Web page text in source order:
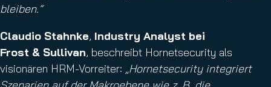
bleiben.“
Claudio Stahnke, Industry Analyst bei
Frost & Sullivan, beschreibt Hornetsecurity als
visionären HRM-Vorreiter: „Hornetsecurity integriert